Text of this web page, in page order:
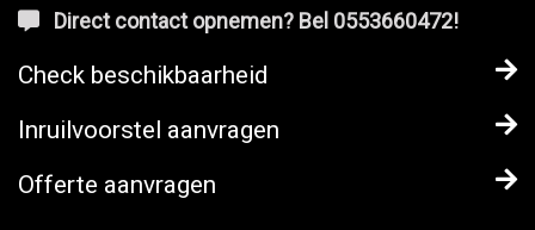
Direct contact opnemen? Bel 0553660472!
Check beschikbaarheid
Inruilvoorstel aanvragen
Offerte aanvragen